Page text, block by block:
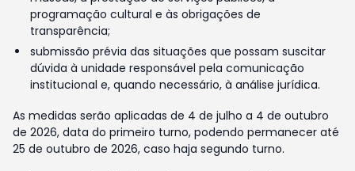
programação cultural e às obrigações de
transparência;
submissão prévia das situações que possam suscitar
dúvida à unidade responsável pela comunicação
institucional e, quando necessário, à análise jurídica.
As medidas serão aplicadas de 4 de julho a 4 de outubro
de 2026, data do primeiro turno, podendo permanecer até
25 de outubro de 2026, caso haja segundo turno.